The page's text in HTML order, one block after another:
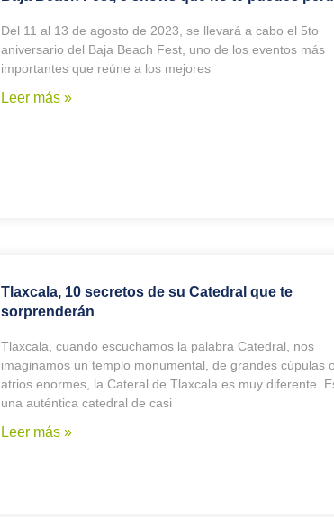
Del 11 al 13 de agosto de 2023, se llevará a cabo el 5to
aniversario del Baja Beach Fest, uno de los eventos más
importantes que reúne a los mejores
Leer más »
Tlaxcala, 10 secretos de su Catedral que te
sorprenderán
Tlaxcala, cuando escuchamos la palabra Catedral, nos
imaginamos un templo monumental, de grandes cúpulas o
atrios enormes, la Cateral de Tlaxcala es muy diferente.
una auténtica catedral de casi
Leer más »